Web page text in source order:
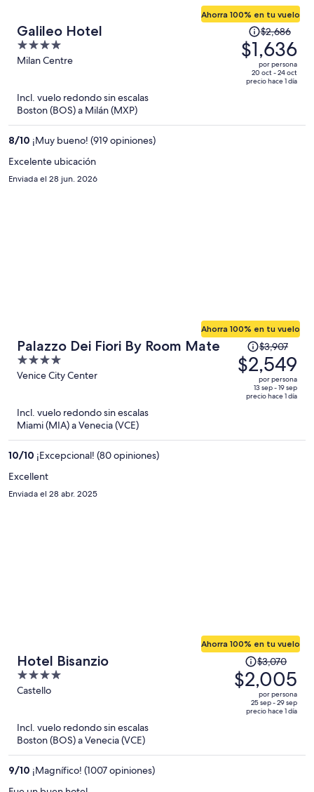
Galileo Hotel
4
out
5
Milan Centre
Ahorra 100% en tu vuelo
El
precio
era
de
$2,686
$2,686
$1,636
por persona
20 oct - 24 oct
precio hace 1 día
Incl. vuelo redondo sin escalas
Boston (BOS) a Milán (MXP)
8/10 ¡Muy bueno! (919 opiniones)
Excelente ubicación
Enviada el 28 jun. 2026
Palazzo Dei Fiori By Room Mate
4
out
Venice City Center
Ahorra 100% en tu vuelo
precio
era
$3,907
$3,907
$2,549
por persona
13 sep - 19 sep
precio hace 1 día
Incl. vuelo redondo sin escalas
Miami (MIA) a Venecia (VCE)
10/10 ¡Excepcional! (80 opiniones)
Excellent
Enviada el 28 abr. 2025
Hotel Bisanzio
4
out
Castello
Ahorra 100% en tu vuelo
precio
era
$3,070
$3,070
$2,005
por persona
25 sep - 29 sep
precio hace 1 día
Incl. vuelo redondo sin escalas
Boston (BOS) a Venecia (VCE)
9/10 ¡Magnífico! (1007 opiniones)